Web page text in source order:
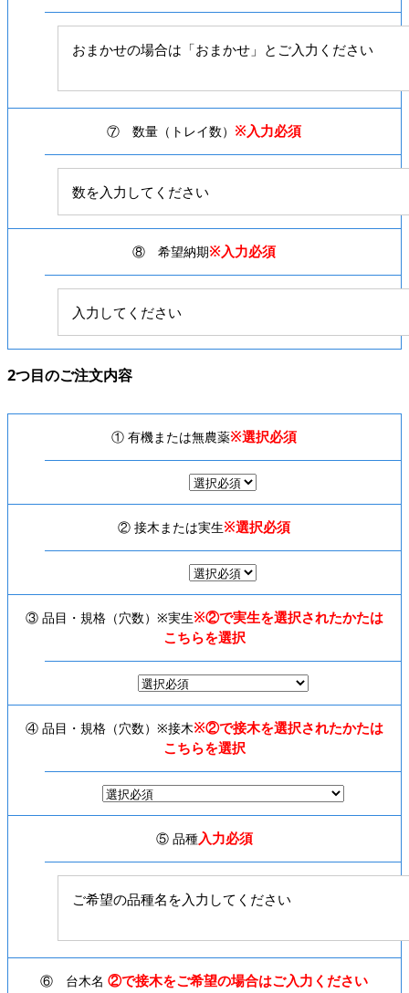
⑦ 数量（トレイ数）※入力必須
⑧ 希望納期※入力必須
2つ目のご注文内容
① 有機または無農薬※選択必須
② 接木または実生※選択必須
③ 品目・規格（穴数）※実生※②で実生を選択されたかたは
こちらを選択
④ 品目・規格（穴数）※接木※②で接木を選択されたかたは
こちらを選択
⑤ 品種入力必須
⑥ 台木名②で接木をご希望の場合はご入力ください